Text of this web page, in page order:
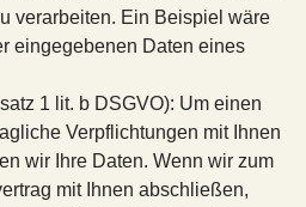
verarbeiten. Ein Beispiel wäre
eingegebenen Daten eines
1 lit. b DSGVO): Um einen
Verpflichtungen mit Ihnen
wir Ihre Daten. Wenn wir zum
mit Ihnen abschließen,